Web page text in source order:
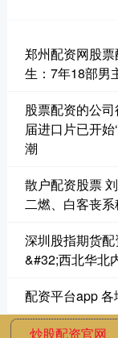
郑州配资网股
生：7年18部男
股票配资的公
届进口片已开
潮
散户配资股票
二燃、白客丧
深圳股指期货
&#32;西北华北
配资平台app
炒股配资官网